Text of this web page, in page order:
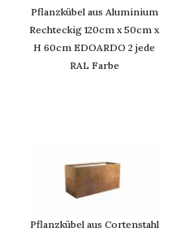
Pflanzkübel aus Aluminium
Rechteckig 120cm x 50cm x
H 60cm EDOARDO 2 jede
RAL Farbe
Pflanzkübel aus Cortenstahl